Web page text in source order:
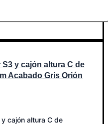
y cajón altura C de
Acabado Gris Orión
cajón altura C de